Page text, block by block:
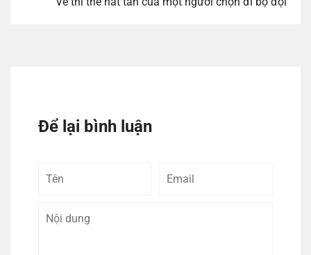
Để lại bình luận
Tên